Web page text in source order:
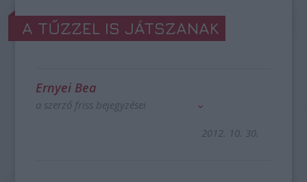
A TŰZZEL IS JÁTSZANAK
Ernyei Bea
a szerző friss bejegyzései
2012. 10. 30.